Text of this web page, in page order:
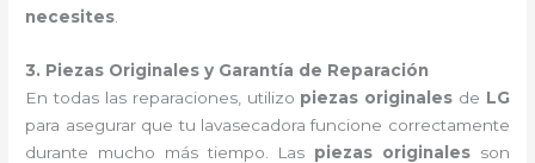
necesites
3. Piezas Originales y Garantía de Reparación
En todas las reparaciones, utilizo piezas originales de LG
para asegurar que tu lavasecadora funcione correctamente
durante mucho más tiempo. Las piezas originales son